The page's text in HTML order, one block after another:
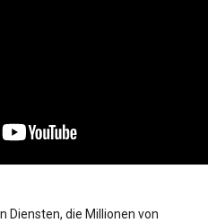
Diensten, die Millionen von